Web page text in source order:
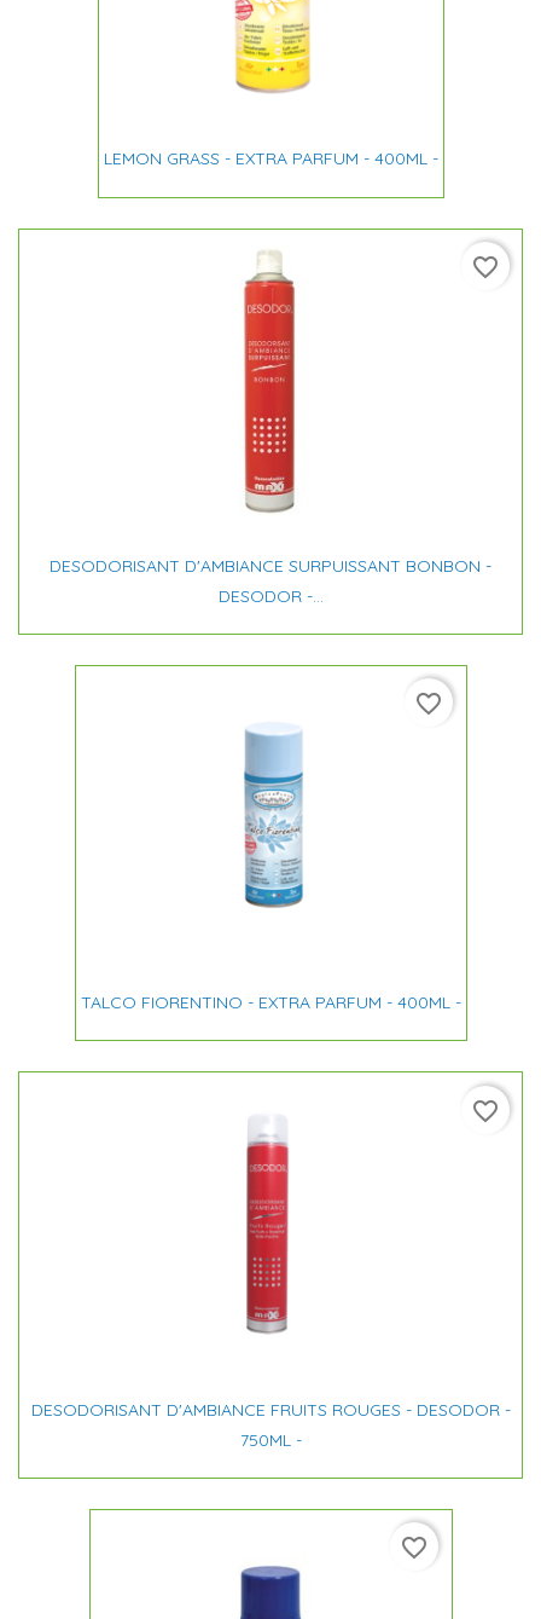
LEMON GRASS - EXTRA PARFUM - 400ML -
DESODORISANT D'AMBIANCE SURPUISSANT BONBON -
DESODOR -...
favorite_border
TALCO FIORENTINO - EXTRA PARFUM - 400ML -
favorite_border
DESODORISANT D'AMBIANCE FRUITS ROUGES - DESODOR -
750ML -
favorite_border
favorite_border